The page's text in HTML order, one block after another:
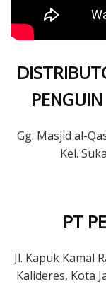
Gg. Masjid al-
Kel.
PT
Jl. Kapuk Kamal
Kalideres, Kota